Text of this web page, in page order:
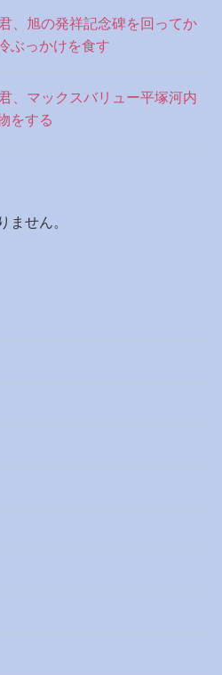
、旭の発祥記念碑を回ってか
ぶっかけを食す
、マックスバリュー平塚河内
をする
ません。